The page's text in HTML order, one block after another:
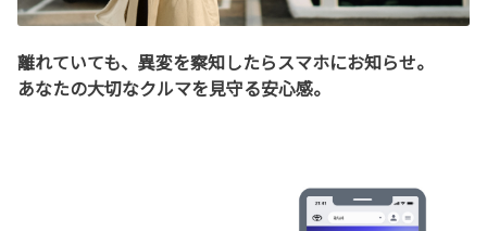
離れていても、異変を察知したらスマホにお知らせ。
あなたの大切なクルマを見守る安心感。